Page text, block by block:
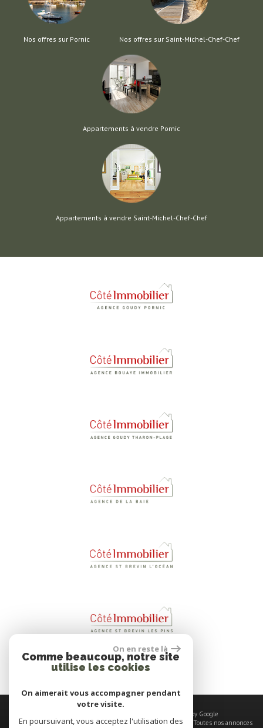
Nos offres sur Pornic Nos offres sur Saint-Michel-Chef-Chef
Appartements à vendre Pornic
Appartements à vendre Saint-Michel-Chef-Chef
© 2026 | Tous droits réservés | Traduction powered by Google
Plan du site-Mentions légales-Nos honoraires-Liens- Admin Toutes nos annonces
On en reste là
Comme beaucoup, notre site
utilise les cookies
On aimerait vous accompagner pendant
votre visite.
En poursuivant, vous acceptez l'utilisation des